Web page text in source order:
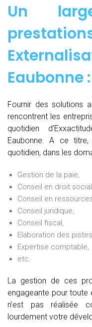
Un
Eaubonne :
Fournir des solutions
rencontrent les
quotidien
Eaubonne. A ce
quotidien, dans les
Gestion de la paie,
Conseil en droit social
Conseil en
Conseil juridique,
Conseil fiscal,
Elaboration des pistes
Expertise comptable,
etc.
La gestion de ces
engageante pour toute
n’est pas réalisée
lourdement votre